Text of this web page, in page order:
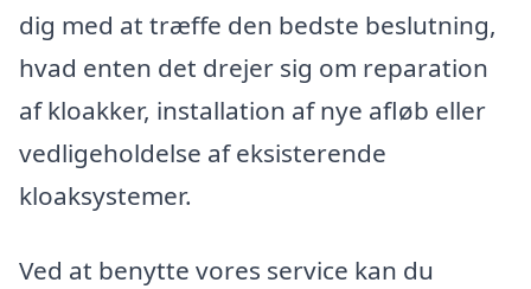
dig med at træffe den bedste beslutning,
hvad enten det drejer sig om reparation
af kloakker, installation af nye afløb eller
vedligeholdelse af eksisterende
kloaksystemer.
Ved at benytte vores service kan du